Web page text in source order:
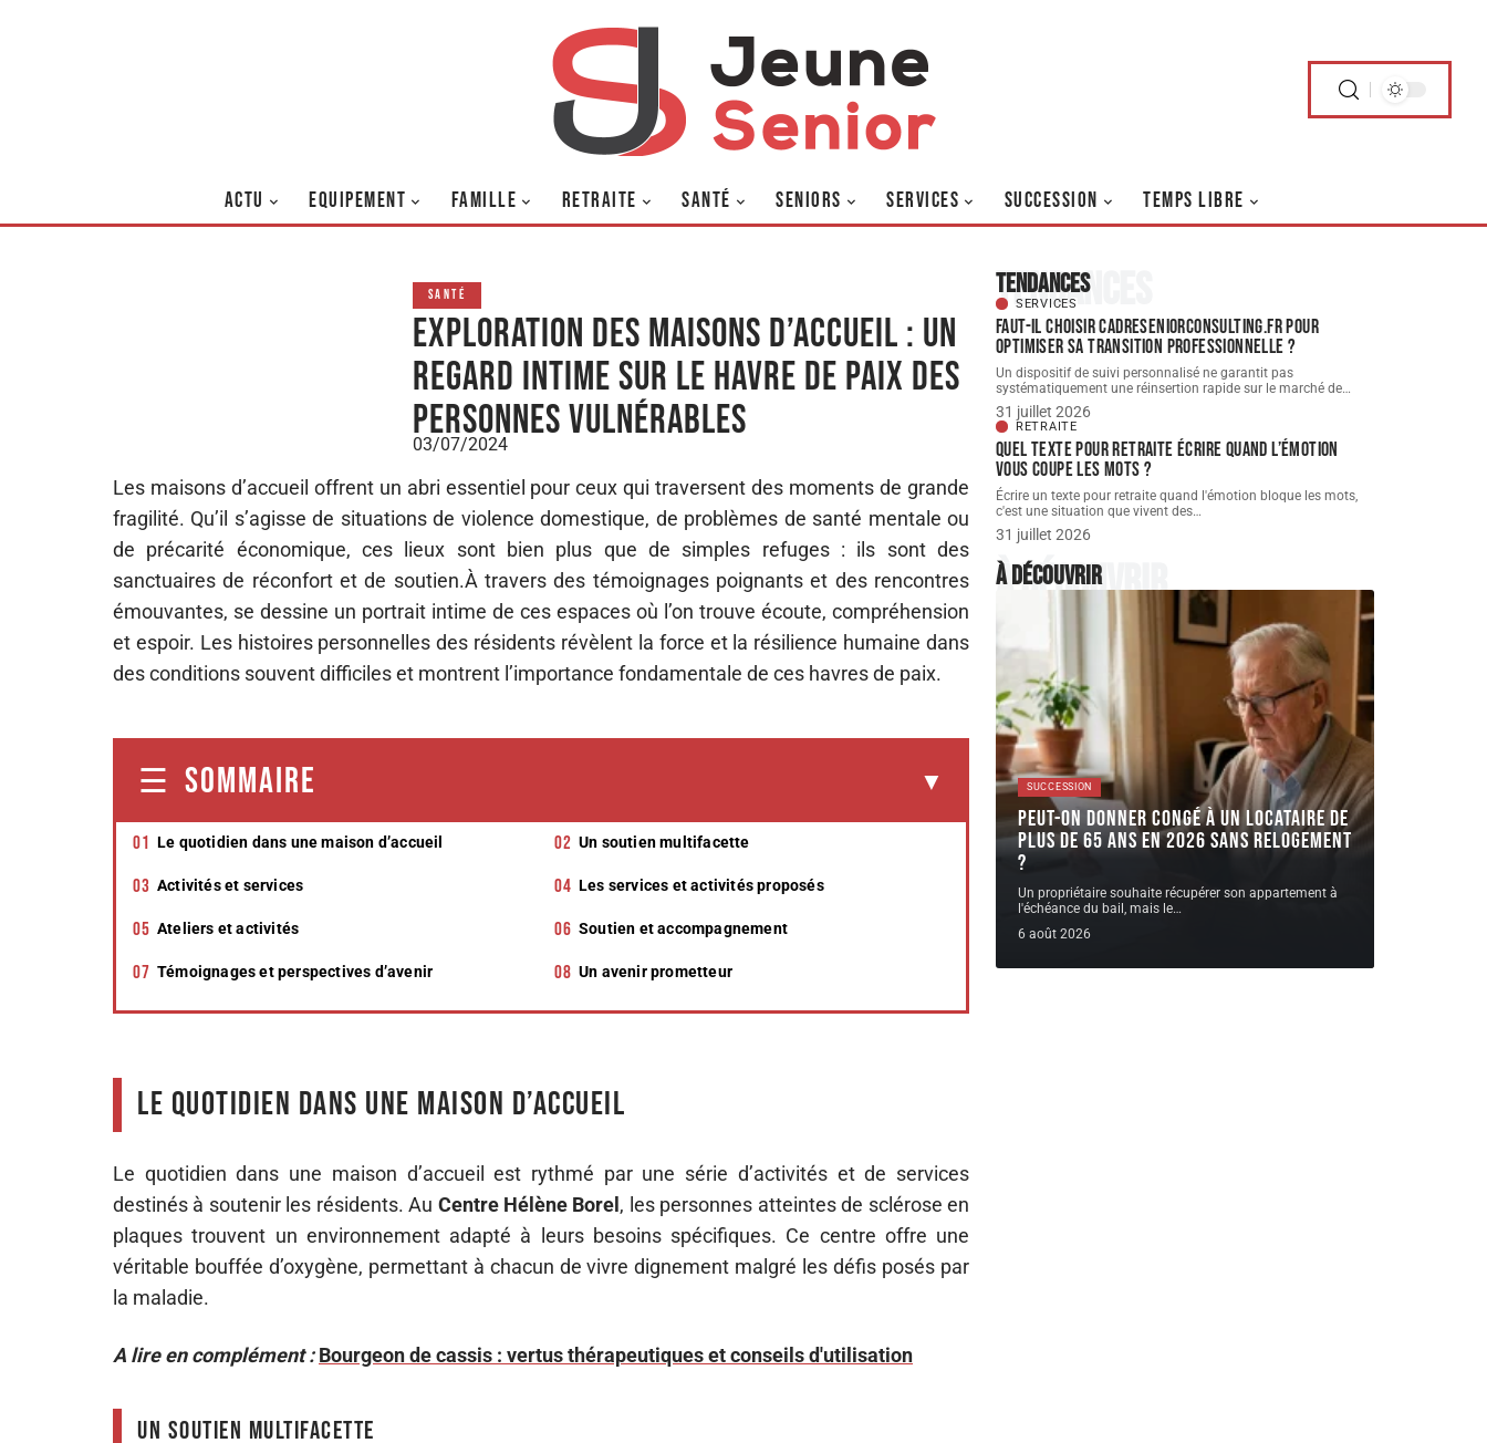
ACTU EQUIPEMENT FAMILLE RETRAITE SANTÉ SENIORS SERVICES SUCCESSION TEMPS LIBRE
SANTÉ
Exploration des maisons d’accueil : un
regard intime sur le havre de paix des
personnes vulnérables
03/07/2024
Les maisons d’accueil offrent un abri essentiel pour ceux qui traversent des moments de grande
fragilité. Qu’il s’agisse de situations de violence domestique, de problèmes de santé mentale ou
de précarité économique, ces lieux sont bien plus que de simples refuges : ils sont des
sanctuaires de réconfort et de soutien.À travers des témoignages poignants et des rencontres
émouvantes, se dessine un portrait intime de ces espaces où l’on trouve écoute, compréhension
et espoir. Les histoires personnelles des résidents révèlent la force et la résilience humaine dans
des conditions souvent difficiles et montrent l’importance fondamentale de ces havres de paix.
SOMMAIRE
Le quotidien dans une maison d’accueil Un soutien multifacette
Activités et services Les services et activités proposés
Ateliers et activités Soutien et accompagnement
Témoignages et perspectives d’avenir Un avenir prometteur
Le quotidien dans une maison d’accueil
Le quotidien dans une maison d’accueil est rythmé par une série d’activités et de services
destinés à soutenir les résidents. Au Centre Hélène Borel , les personnes atteintes de sclérose en
plaques trouvent un environnement adapté à leurs besoins spécifiques. Ce centre offre une
véritable bouffée d’oxygène, permettant à chacun de vivre dignement malgré les défis posés par
la maladie.
A lire en complément : Bourgeon de cassis : vertus thérapeutiques et conseils d'utilisation
Un soutien multifacette
Tendances
Tendances
SERVICES
Faut-il choisir cadreseniorconsulting.fr pour
optimiser sa transition professionnelle ?
Un dispositif de suivi personnalisé ne garantit pas
systématiquement une réinsertion rapide sur le marché de…
31 juillet 2026
RETRAITE
Quel texte pour retraite écrire quand l’émotion
vous coupe les mots ?
Écrire un texte pour retraite quand l'émotion bloque les mots,
c'est une situation que vivent des…
31 juillet 2026
À découvrir
À découvrir
SUCCESSION
Peut-on donner congé à un locataire de
plus de 65 ans en 2026 sans relogement
?
Un propriétaire souhaite récupérer son appartement à
l'échéance du bail, mais le…
6 août 2026